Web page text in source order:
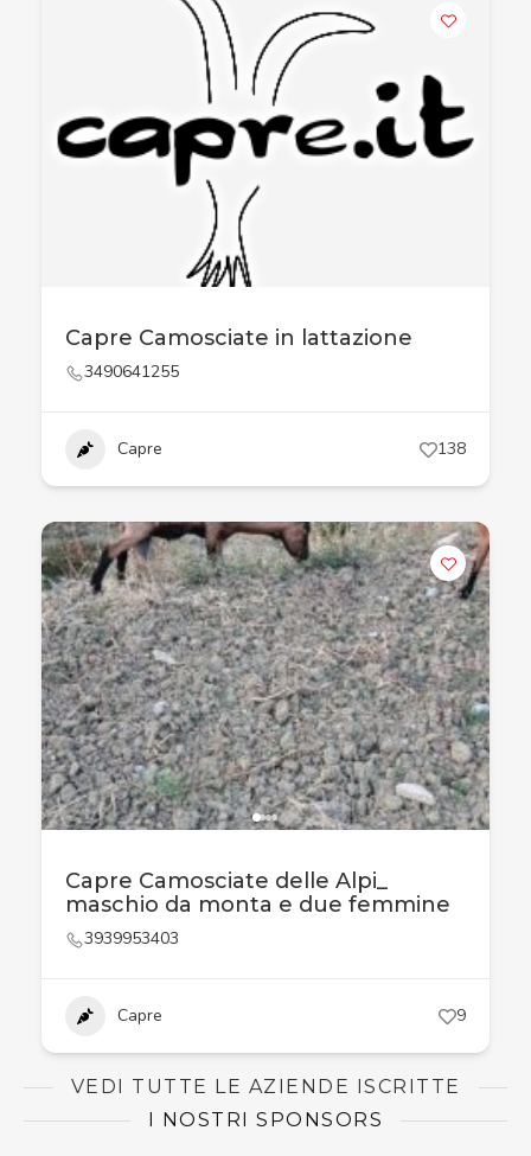
Capre Camosciate in lattazione
3490641255
Capre 138
Capre Camosciate delle Alpi_
maschio da monta e due femmine
3939953403
Capre 9
VEDI TUTTE LE AZIENDE ISCRITTE
I NOSTRI SPONSORS